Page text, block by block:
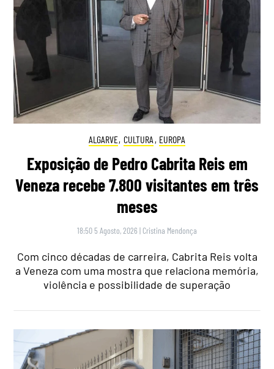
ALGARVE, CULTURA , EUROPA
Exposição de Pedro Cabrita Reis em
Veneza recebe 7.800 visitantes em três
meses
18:50 5 Agosto, 2026 | Cristina Mendonça
Com cinco décadas de carreira, Cabrita Reis volta
a Veneza com uma mostra que relaciona memória,
violência e possibilidade de superação